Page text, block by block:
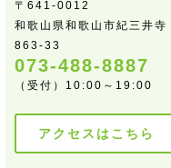
〒641-0012
和歌山県和歌山市紀三井寺
863-33
073-488-8887
（受付）10:00～19:00
アクセスはこちら